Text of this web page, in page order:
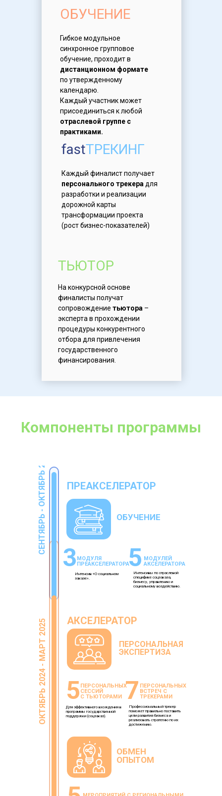
На конкурсной основе
финалисты получат
сопровождение тьютора –
эксперта в прохождении
процедуры конкурентного
отбора для привлечения
государственного
финансирования.
ТЬЮТОР
fastТРЕКИНГ
ОБУЧЕНИЕ
Каждый финалист получает
персонального трекерадля
разработки и реализации
дорожной карты
трансформации проекта
(рост бизнес-показателей)
Гибкое модульное
синхронное групповое
обучение, проходит в
дистанционном формате
по утвержденному
календарю.
Каждый участник может
присоединиться к любой
отраслевой группе с
практиками.
Компоненты программы
ОБУЧЕНИЕ
5
5
Интенсив «О социальном
заказе».
МОДУЛЯ
ПРЕАКСЕЛЕРАТОРА
Интенсивы по отраслевой
специфике соцзаказа,
бизнесу, управлению и
социальному воздействию.
МОДУЛЕЙ
АКСЕЛЕРАТОРА
ПЕРСОНАЛЬНЫХ
СЕССИЙ
С ТЬЮТОРАМИ
3
ПЕРСОНАЛЬНЫХ
ВСТРЕЧ С
ТРЕКЕРАМИ
7
Для эффективного вхождения в
программы государственной
поддержки (соцзаказ).
Профессиональный трекер
поможет правильно поставить
цели развития бизнеса и
реализовать стратегию по их
достижению.
ПРЕАКСЕЛЕРАТОР
АКСЕЛЕРАТОР
ПЕРСОНАЛЬНАЯ
ЭКСПЕРТИЗА
ОБМЕН
ОПЫТОМ
СЕНТЯБРЬ - ОКТЯБРЬ 2024
ОКТЯБРЬ 2024 - МАРТ 2025